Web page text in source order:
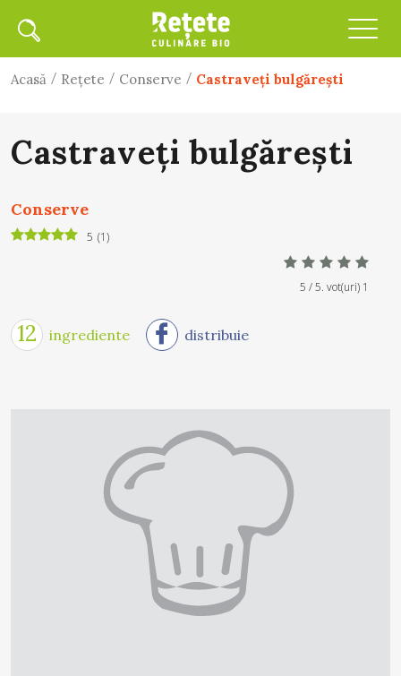
Acasă / Rețete / Conserve / Castraveţi bulgăreşti
Castraveţi bulgăreşti
Conserve
5 (1)
5 / 5. vot(uri) 1
12 ingrediente distribuie